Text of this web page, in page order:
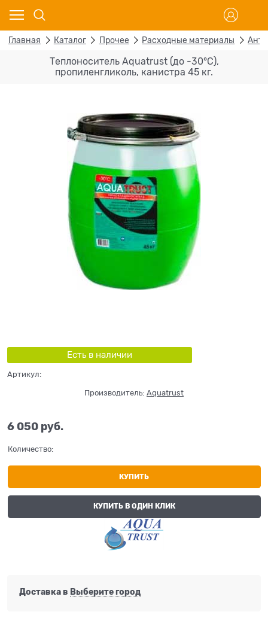
Главная Каталог Прочее Расходные материалы
Теплоноситель Aquatrust (до -30°С),
пропиленгликоль, канистра 45 кг.
Есть в наличии
Артикул:
Производитель: Aquatrust
6 050 руб.
Количество:
КУПИТЬ
КУПИТЬ В ОДИН КЛИК
Доставка в Выберите город